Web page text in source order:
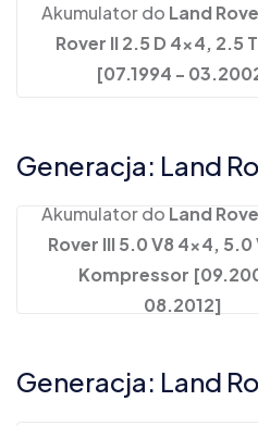
Akumulator do Land
Rover II 2.5 D 4x4, 2.5
[07.1994 -
Generacja: Land
Akumulator do Land
Rover III 5.0 V8 4x4, 5.0
Kompressor
08.2012]
Generacja: Land